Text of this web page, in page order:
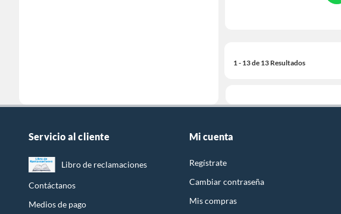
1 - 13 de 13 Resultados
Servicio al cliente
Libro de reclamaciones
Contáctanos
Medios de pago
Mi cuenta
Regístrate
Cambiar contraseña
Mis compras